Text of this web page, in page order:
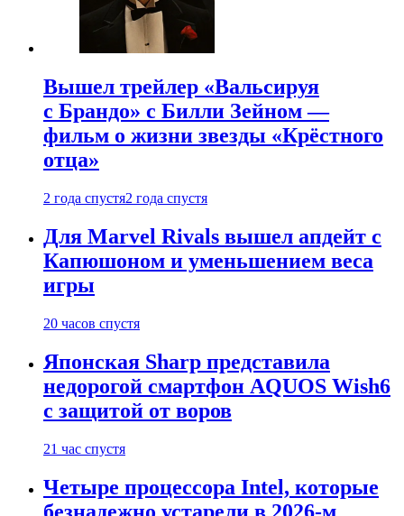
Вышел трейлер «Вальсируя
с Брандо» с Билли Зейном —
фильм о жизни звезды «Крёстного
отца»
2 года спустя2 года спустя
Для Marvel Rivals вышел апдейт с
Капюшоном и уменьшением веса
игры
20 часов спустя
Японская Sharp представила
недорогой смартфон AQUOS Wish6
с защитой от воров
21 час спустя
Четыре процессора Intel, которые
безнадежно устарели в 2026-м